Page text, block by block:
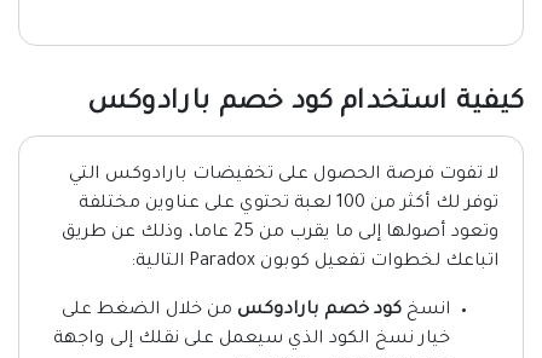
كيفية استخدام كود خصم بارادوكس
لا تفوت فرصة الحصول على تخفيضات بارادوكس التي
توفر لك أكثر من 100 لعبة تحتوي على عناوين مختلفة
وتعود أصولها إلى ما يقرب من 25 عاما، وذلك عن طريق
اتباعك لخطوات تفعيل كوبون Paradox التالية:
انسخ كود خصم بارادوكس من خلال الضغط على
خيار نسخ الكود الذي سيعمل على نقلك إلى واجهة